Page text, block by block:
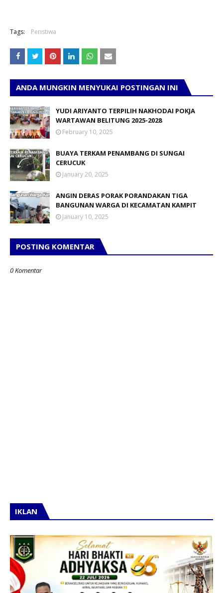
Tags: Peristiwa
ANDA MUNGKIN MENYUKAI POSTINGAN INI
YUDI ARIYANTO TERPILIH NAKHODAI POKJA
WARTAWAN BELITUNG 2025-2028
February 10, 2025
BUAYA TERKAM PENAMBANG DI SUNGAI
CERUCUK
January 20, 2025
ANGIN DERAS PORAK PORANDAKAN TIGA
BANGUNAN WARGA DI KECAMATAN KAMPIT
January 10, 2025
POSTING KOMENTAR
0 Komentar
IKLAN